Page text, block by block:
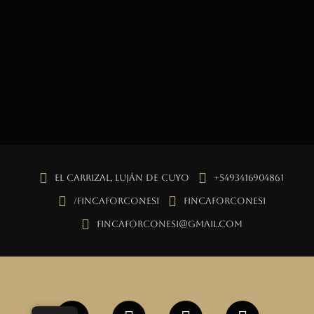
El Carrizal, Luján de Cuyo +5493416904861
/fincaforconesi fincaforconesi
fincaforconesi@gmail.com